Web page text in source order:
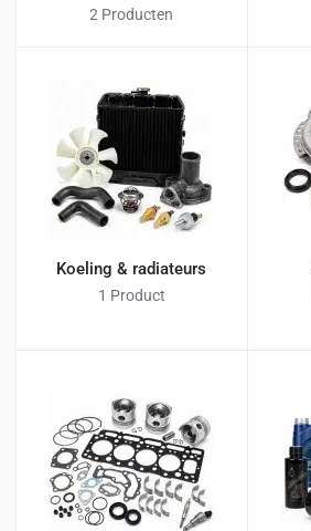
2 Producten
Koeling & radiateurs
1 Product